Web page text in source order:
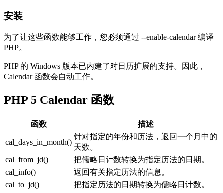
安装
为了让这些函数能够工作，您必须通过 --enable-calendar 编译
PHP。
PHP 的 Windows 版本已内建了对日历扩展的支持。因此，
Calendar 函数会自动工作。
PHP 5 Calendar 函数
函数 描述
cal_days_in_month()
针对指定的年份和历法，返回一个月中的
天数。
cal_from_jd()
把儒略日计数转换为指定历法的日期。
cal_info()
返回有关指定历法的信息。
cal_to_jd()
把指定历法的日期转换为儒略日计数。